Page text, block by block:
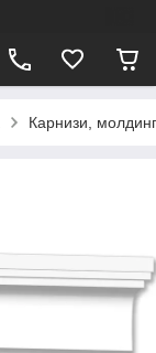
Карнизи,